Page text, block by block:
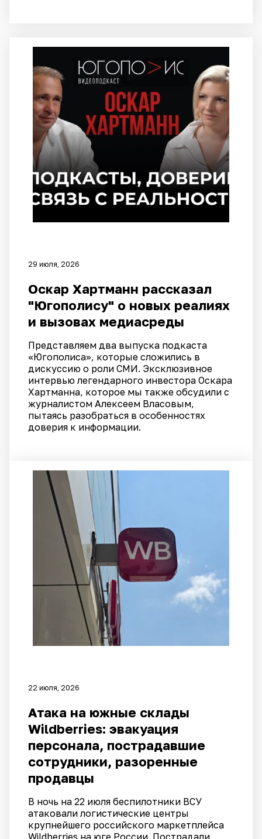
29 июля, 2026
Оскар Хартманн рассказал
"Югополису" о новых реалиях
и вызовах медиасреды
Представляем два выпуска подкаста
«Югополиса», которые сложились в
дискуссию о роли СМИ. Эксклюзивное
интервью легендарного инвестора Оскара
Хартманна, которое мы также обсудили с
журналистом Алексеем Власовым,
пытаясь разобраться в особенностях
доверия к информации.
22 июля, 2026
Атака на южные склады
Wildberries: эвакуация
персонала, пострадавшие
сотрудники, разоренные
продавцы
В ночь на 22 июля беспилотники ВСУ
атаковали логистические центры
крупнейшего российского маркетплейса